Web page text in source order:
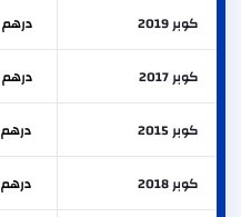
كوبر 2019 درهم 40,000
كوبر 2017 درهم 29,000
كوبر 2015 درهم 27,000
كوبر 2018 درهم 33,000